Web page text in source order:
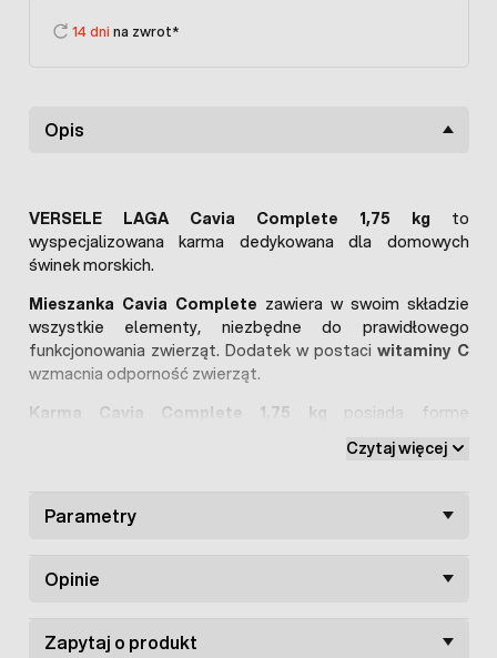
14 dni na zwrot*
Opis
VERSELE LAGA Cavia Complete 1,75 kg to
wyspecjalizowana karma dedykowana dla domowych
świnek morskich.
Mieszanka Cavia Complete zawiera w swoim składzie
wszystkie elementy, niezbędne do prawidłowego
funkcjonowania zwierząt. Dodatek w postaci witaminy C
wzmacnia odporność zwierząt.
Karma Cavia Complete 1,75 kg posiada formę
naturalne ścieranie zębów kanwii. Dodatek w postaci
mieszanki, dzięki czemu zwierzęta chętnie ją pobierają.
odpowiedniej dawce, w zależności od wielkości i rasy kawii
domowej, dawka powinna znajdować się w przedziale
pitnej.
Czytaj więcej
Parametry
Opinie
Zapytaj o produkt